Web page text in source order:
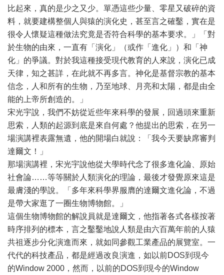
比起來，真的是少之又少。單憑這些少量、零星又破碎的資
料，就要建構整個人與猿的演化史，甚至言之確鑿，實在是
很令人懷疑這種做法究竟是否符合科學的基本要求。」「對
於生物的由來，一直有「演化」（或作「進化」）和「神
化」的爭議。對於我這種接受現代教育的人來說，演化已成
天律，知之甚詳，在此就不再多言。神化是基督宗教的基本
信念，人和所有的生物，乃至地球、月亮和太陽，都是由全
能的上帝所創造的。」
宋光宇說，我們不妨從近些年來科學的發展，回過頭來重新
思索，人類的起源到底是來自何處？他提出的思索，在另一
場演講裡表露無遺，他的開場白就說：「我今天要缺席審判
達爾文！」
那場演講裡，宋光宇說他從大學時代念了很多進化論、原始
社會論……等等關於人類演化的理論，最後才發覺原來這是
最膚淺的學說。「多年來科學界服膺的達爾文進化論，不過
是帶大家逛了一圈生物博物館。」
這個生物博物館的解說員就是達爾文，他指著各式各樣按著
時序排列的標本，言之鑿鑿地說人類是由六百萬年前的人猿
共祖逐步分化演進而來，就如同參觀工業產品的展覽室。一
代代的科技產品，都是經過改良演進，如以前DOS到現今
的Window 2000，然而，以前的DOS到現今的Window